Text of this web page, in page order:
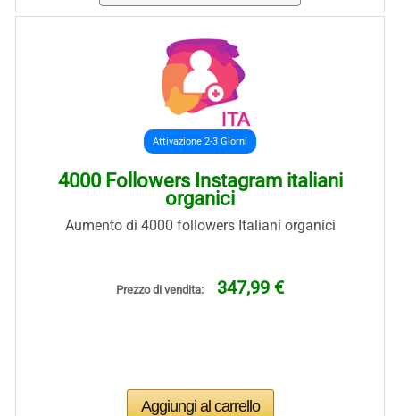
Attivazione 2-3 Giorni
4000 Followers Instagram italiani
organici
Aumento di 4000 followers Italiani organici
Prezzo di vendita: 347,99 €